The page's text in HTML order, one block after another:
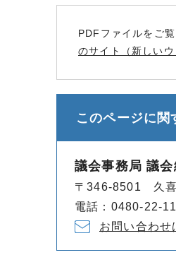
PDFファイルをご
のサイト（新しいウ
このページに関
議会事務局 議
〒346-8501 久喜
電話：0480-22-
お問い合わせ